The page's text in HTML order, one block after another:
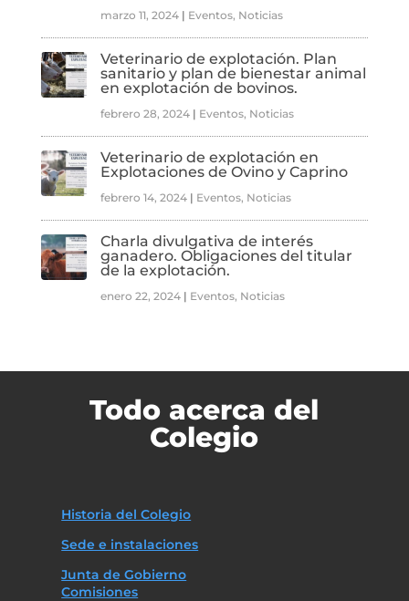
marzo 11, 2024| Eventos, Noticias
Veterinario de explotación. Plan
sanitario y plan de bienestar animal
en explotación de bovinos.
febrero 28, 2024| Eventos, Noticias
Veterinario de explotación en
Explotaciones de Ovino y Caprino
febrero 14, 2024| Eventos, Noticias
Charla divulgativa de interés
ganadero. Obligaciones del titular
de la explotación.
enero 22, 2024| Eventos, Noticias
Todo acerca del
Colegio
Historia del Colegio
Sede e instalaciones
Junta de Gobierno
Comisiones